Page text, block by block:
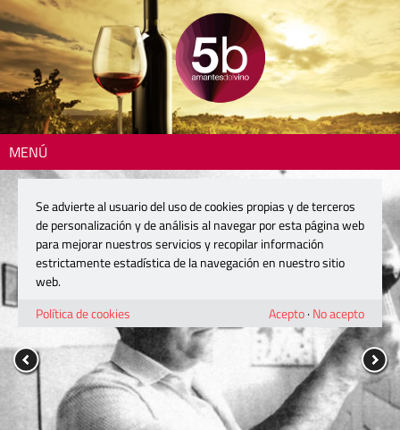
MENÚ
Se advierte al usuario del uso de cookies propias y de terceros
de personalización y de análisis al navegar por esta página web
para mejorar nuestros servicios y recopilar información
estrictamente estadística de la navegación en nuestro sitio
web.
Política de cookies
Acepto· No acepto